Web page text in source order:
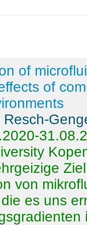
of
of
Resch-
von
es uns